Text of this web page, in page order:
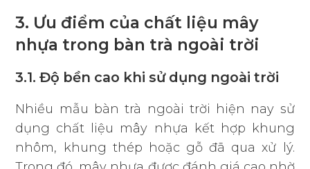
3. Ưu điểm của chất liệu mây
nhựa trong bàn trà ngoài trời
3.1. Độ bền cao khi sử dụng ngoài trời
Nhiều mẫu bàn trà ngoài trời hiện nay sử
dụng chất liệu mây nhựa kết hợp khung
nhôm, khung thép hoặc gỗ đã qua xử lý.